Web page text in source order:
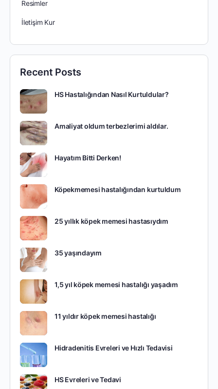
Resimler
İletişim Kur
Recent Posts
HS Hastalığından Nasıl Kurtuldular?
Amaliyat oldum terbezlerimi aldılar.
Hayatım Bitti Derken!
Köpekmemesi hastalığından kurtuldum
25 yıllık köpek memesi hastasıydım
35 yaşındayım
1,5 yıl köpek memesi hastalığı yaşadım
11 yıldır köpek memesi hastalığı
Hidradenitis Evreleri ve Hızlı Tedavisi
HS Evreleri ve Tedavi